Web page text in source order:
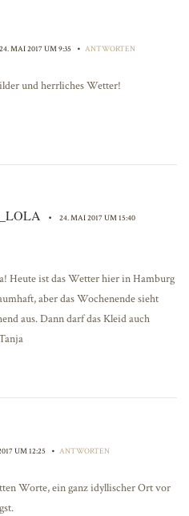
24. MAI 2017 UM 9:35 • ANTWORTEN
und herrliches Wetter!
• 24. MAI 2017 UM 15:40
Heute ist das Wetter hier in Hamburg
aber das Wochenende sieht
aus. Dann darf das Kleid auch
UM 12:25 • ANTWORTEN
Worte, ein ganz idyllischer Ort vor